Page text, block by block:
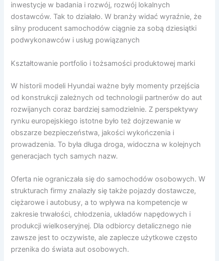
inwestycje w badania i rozwój, rozwój lokalnych
dostawców. Tak to działało. W branży widać wyraźnie, że
silny producent samochodów ciągnie za sobą dziesiątki
podwykonawców i usług powiązanych
Kształtowanie portfolio i tożsamości produktowej marki
W historii modeli Hyundai ważne były momenty przejścia
od konstrukcji zależnych od technologii partnerów do aut
rozwijanych coraz bardziej samodzielnie. Z perspektywy
rynku europejskiego istotne było też dojrzewanie w
obszarze bezpieczeństwa, jakości wykończenia i
prowadzenia. To była długa droga, widoczna w kolejnych
generacjach tych samych nazw.
Oferta nie ograniczała się do samochodów osobowych. W
strukturach firmy znalazły się także pojazdy dostawcze,
ciężarowe i autobusy, a to wpływa na kompetencje w
zakresie trwałości, chłodzenia, układów napędowych i
produkcji wielkoseryjnej. Dla odbiorcy detalicznego nie
zawsze jest to oczywiste, ale zaplecze użytkowe często
przenika do świata aut osobowych.